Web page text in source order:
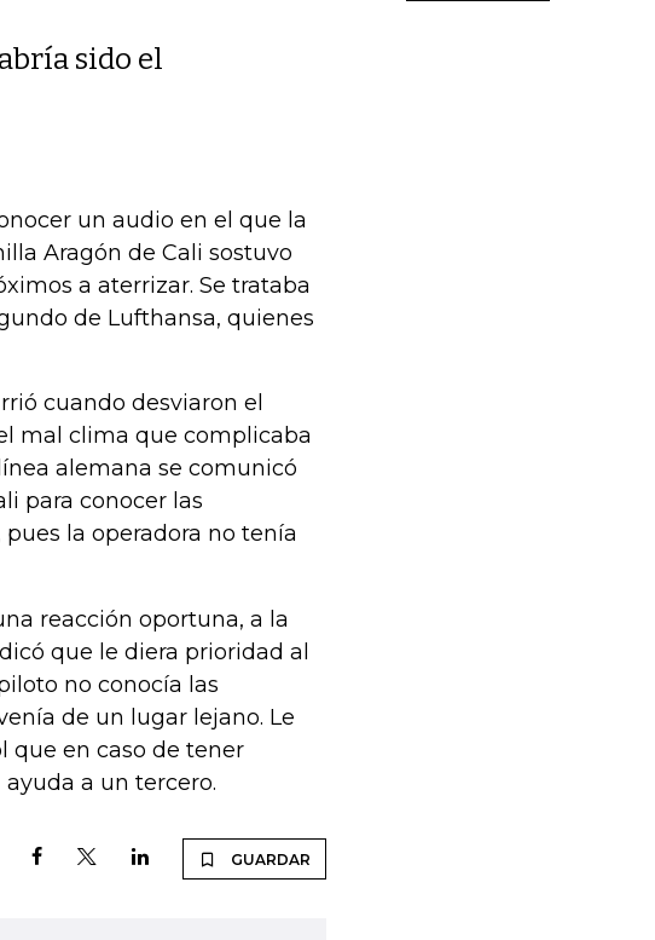
sido el
un audio en el que la
Aragón de Cali sostuvo
a aterrizar. Se trataba
de Lufthansa, quienes
cuando desviaron el
mal clima que complicaba
alemana se comunicó
para conocer las
la operadora no tenía
reacción oportuna, a la
que le diera prioridad al
no conocía las
de un lugar lejano. Le
que en caso de tener
a un tercero.
GUARDAR